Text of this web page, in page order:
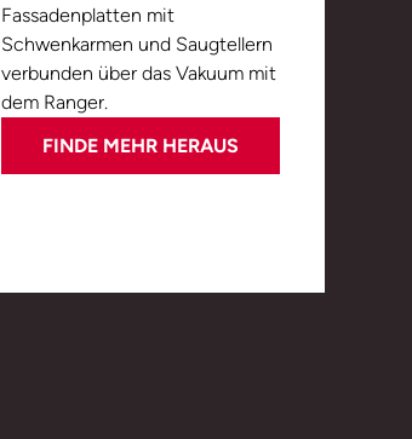
Fassadenplatten mit
Schwenkarmen und Saugtellern
verbunden über das Vakuum mit
dem Ranger.
FINDE MEHR HERAUS